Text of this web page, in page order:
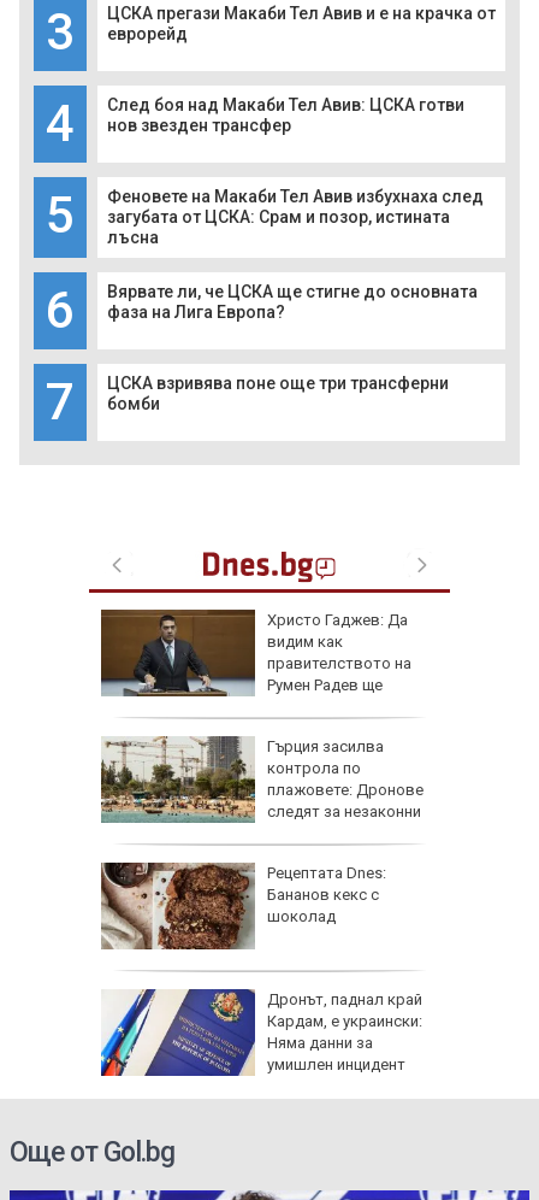
3
ЦСКА прегази Макаби Тел Авив и е на крачка от
еврорейд
4
След боя над Макаби Тел Авив: ЦСКА готви
нов звезден трансфер
5
Феновете на Макаби Тел Авив избухнаха след
загубата от ЦСКА: Срам и позор, истината
лъсна
6
Вярвате ли, че ЦСКА ще стигне до основната
фаза на Лига Европа?
7
ЦСКА взривява поне още три трансферни
бомби
Христо Гаджев: Да
видим как
правителството на
Румен Радев ще
Гърция засилва
контрола по
плажовете: Дронове
следят за незаконни
Рецептата Dnes:
Бананов кекс с
шоколад
Дронът, паднал край
Кардам, е украински:
Няма данни за
умишлен инцидент
Още от Gol.bg